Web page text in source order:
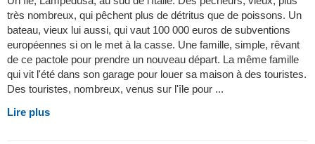
très nombreux, qui pêchent plus de détritus que de poissons. Un
bateau, vieux lui aussi, qui vaut 100 000 euros de subventions
européennes si on le met à la casse. Une famille, simple, rêvant
de ce pactole pour prendre un nouveau départ. La même famille
qui vit l'été dans son garage pour louer sa maison à des touristes.
Des touristes, nombreux, venus sur l'île pour ...
Lire plus